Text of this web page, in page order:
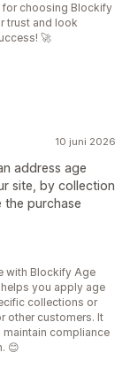
for choosing Blockify
trust and look
🚀
10 juni 2026
address age
site, by collection
the purchase
with Blockify Age
helps you apply age
collections or
other customers. It
compliance
😊